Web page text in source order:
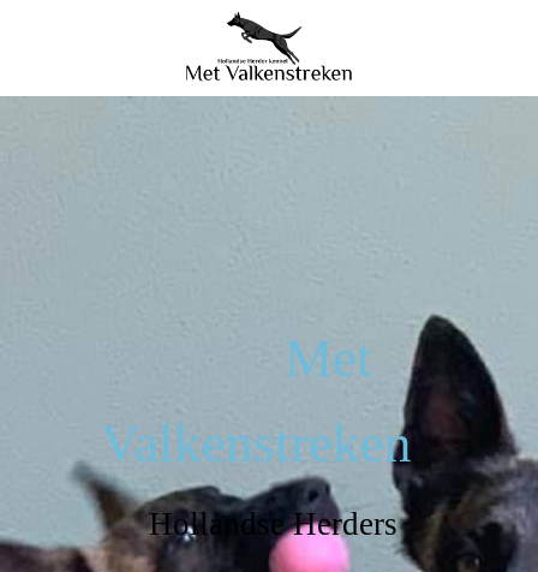
Met
Valkenstreken
Hollandse Herders